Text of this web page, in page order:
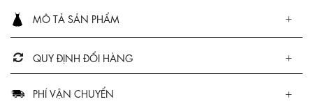
MÔ TẢ SẢN PHẨM
QUY ĐỊNH ĐỔI HÀNG
PHÍ VẬN CHUYỂN